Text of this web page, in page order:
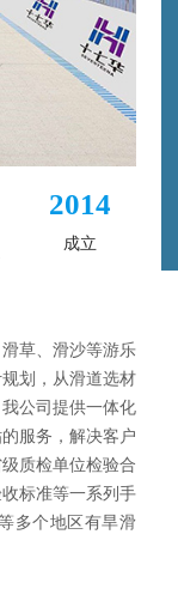
2014
成立
草、滑沙等游乐
划，从滑道选材
公司提供一体化
服务，解决客户
质检单位检验合
标准等一系列手
多个地区有旱滑